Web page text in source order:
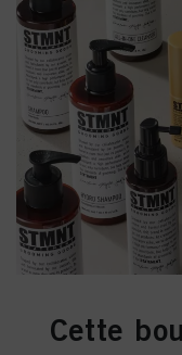
Cette
conservation, veuillez
disponibles en cliquant sur
En cliquant sur «
sur le traitement de vos
plusieurs des finalités
», vous acceptez
données à caractère
dessus. Si vous cliquez
le plan technique pour